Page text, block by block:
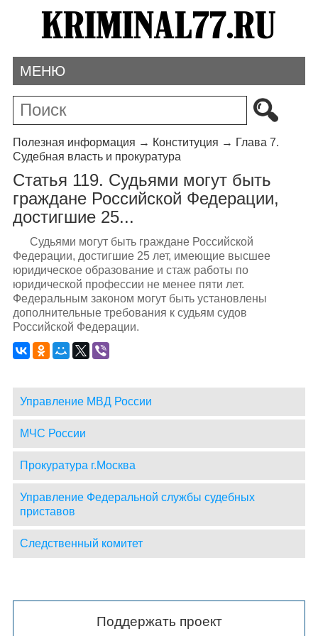
МЕНЮ
Полезная информация → Конституция → Глава 7.
Судебная власть и прокуратура
Статья 119. Судьями могут быть
граждане Российской Федерации,
достигшие 25...
Судьями могут быть граждане Российской
Федерации, достигшие 25 лет, имеющие высшее
юридическое образование и стаж работы по
юридической профессии не менее пяти лет.
Федеральным законом могут быть установлены
дополнительные требования к судьям судов
Российской Федерации.
Управление МВД России
МЧС России
Прокуратура г.Москва
Управление Федеральной службы судебных
приставов
Следственный комитет
Поддержать проект